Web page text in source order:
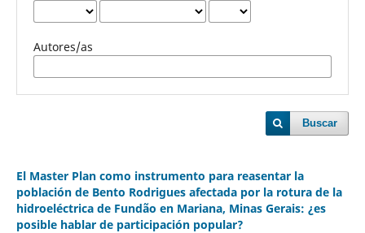
Autores/as
Buscar
El Master Plan como instrumento para reasentar la
población de Bento Rodrigues afectada por la rotura de la
hidroeléctrica de Fundão en Mariana, Minas Gerais: ¿es
posible hablar de participación popular?